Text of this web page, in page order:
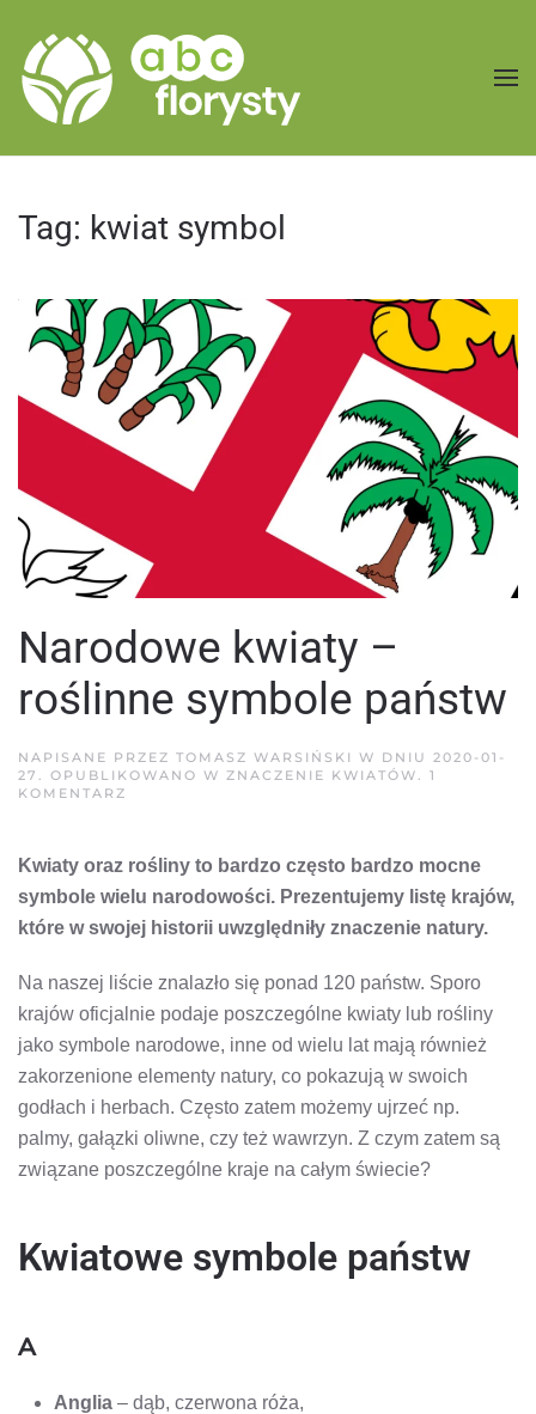
Przejdź do treści głównej
Tag: kwiat symbol
Narodowe kwiaty –
roślinne symbole państw
NAPISANE PRZEZ TOMASZ WARSIŃSKI W DNIU 2020-01-
27
. OPUBLIKOWANO W ZNACZENIE KWIATÓW
1
KOMENTARZ
ROŚLINNE
SYMBOLE
PAŃSTW
Kwiaty oraz rośliny to bardzo często bardzo mocne
symbole wielu narodowości. Prezentujemy listę krajów,
które w swojej historii uwzględniły znaczenie natury.
Na naszej liście znalazło się ponad 120 państw. Sporo
krajów oficjalnie podaje poszczególne kwiaty lub rośliny
jako symbole narodowe, inne od wielu lat mają również
zakorzenione elementy natury, co pokazują w swoich
godłach i herbach. Często zatem możemy ujrzeć np.
palmy, gałązki oliwne, czy też wawrzyn. Z czym zatem są
związane poszczególne kraje na całym świecie?
Kwiatowe symbole państw
A
Anglia – dąb, czerwona róża,